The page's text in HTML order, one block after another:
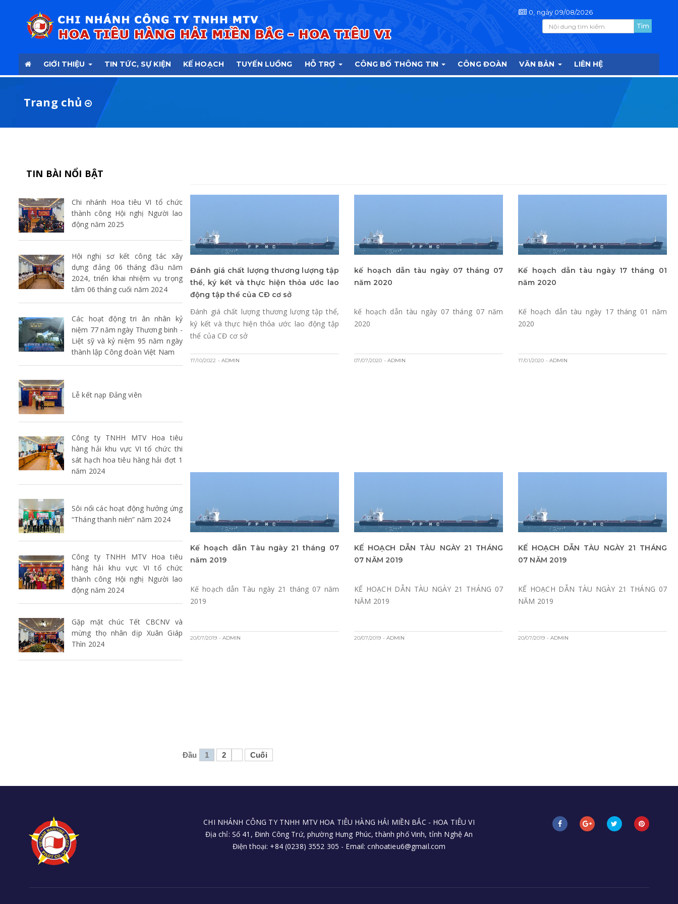
0, ngày 09/08/2026
GIỚI THIỆU TIN TỨC, SỰ KIỆN KẾ HOẠCH TUYẾN LUỒNG HỖ TRỢ CÔNG BỐ THÔNG TIN CÔNG ĐOÀN VĂN BẢN LIÊN HỆ
Trang chủ
TIN BÀI NỔI BẬT
Chi nhánh Hoa tiêu VI tổ chức
thành công Hội nghị Người lao
động năm 2025
Hội nghị sơ kết công tác xây
dựng đảng 06 tháng đầu năm
2024, triển khai nhiệm vụ trọng
tâm 06 tháng cuối năm 2024
Các hoạt động tri ân nhân kỷ
niệm 77 năm ngày Thương binh -
Liệt sỹ và kỷ niệm 95 năm ngày
thành lập Công đoàn Việt Nam
Lễ kết nạp Đảng viên
Công ty TNHH MTV Hoa tiêu
hàng hải khu vực VI tổ chức thi
sát hạch hoa tiêu hàng hải đợt 1
năm 2024
Sôi nổi các hoạt động hưởng ứng
“Tháng thanh niên” năm 2024
Công ty TNHH MTV Hoa tiêu
hàng hải khu vực VI tổ chức
thành công Hội nghị Người lao
động năm 2024
Gặp mặt chúc Tết CBCNV và
mừng thọ nhân dịp Xuân Giáp
Thìn 2024
Đánh giá chất lượng thương lượng tập
thể, ký kết và thực hiện thỏa ước lao
động tập thể của CĐ cơ sở
Đánh giá chất lượng thương lượng tập thể,
ký kết và thực hiện thỏa ước lao động tập
thể của CĐ cơ sở
17/10/2022 - ADMIN
kế hoạch dẫn tàu ngày 07 tháng 07
năm 2020
kế hoạch dẫn tàu ngày 07 tháng 07 năm
2020
07/07/2020 - ADMIN
Kế hoạch dẫn tàu ngày 17 tháng 01
năm 2020
Kế hoạch dẫn tàu ngày 17 tháng 01 năm
2020
17/01/2020 - ADMIN
Kế hoạch dẫn Tàu ngày 21 tháng 07
năm 2019
Kế hoạch dẫn Tàu ngày 21 tháng 07 năm
2019
20/07/2019 - ADMIN
KẾ HOẠCH DẪN TÀU NGÀY 21 THÁNG
07 NĂM 2019
KẾ HOẠCH DẪN TÀU NGÀY 21 THÁNG 07
NĂM 2019
20/07/2019 - ADMIN
KẾ HOẠCH DẪN TÀU NGÀY 21 THÁNG
07 NĂM 2019
KẾ HOẠCH DẪN TÀU NGÀY 21 THÁNG 07
NĂM 2019
20/07/2019 - ADMIN
Đầu 1 2 Cuối
CHI NHÁNH CÔNG TY TNHH MTV HOA TIÊU HÀNG HẢI MIỀN BẮC - HOA TIÊU VI
Địa chỉ: Số 41, Đinh Công Trứ, phường Hưng Phúc, thành phố Vinh, tỉnh Nghệ An
Điện thoại: +84 (0238) 3552 305 - Email: cnhoatieu6@gmail.com